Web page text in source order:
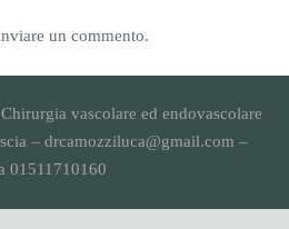
un commento.
vascolare ed endovascolare
– drcamozziluca@gmail.com –
01511710160